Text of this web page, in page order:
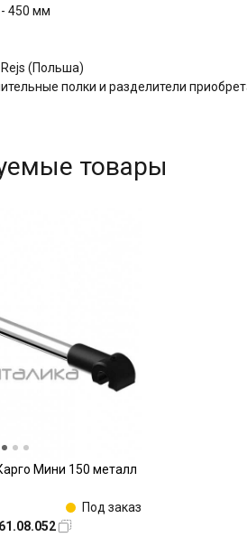
450 мм
(Польша)
полки и разделители
товары
Мини 150 металл
Под заказ